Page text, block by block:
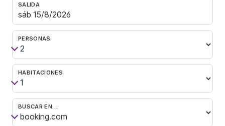
SALIDA
PERSONAS
HABITACIONES
BUSCAR EN…